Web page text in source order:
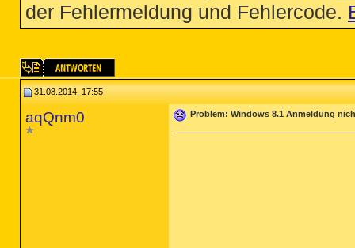
der Fehlermeldung und Fehlercode.
31.08.2014, 17:55
aqQnm0 Problem: Windows 8.1 Anmeldung